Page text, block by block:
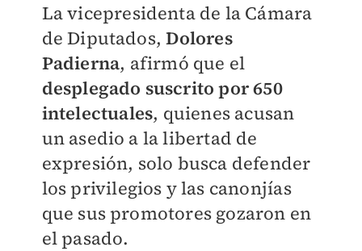
La vicepresidenta de la Cámara
de Diputados,Dolores
Padierna, afirmó que el
desplegado suscrito por 650
intelectuales, quienes acusan
un asedio a la libertad de
expresión, solo busca defender
los privilegios y las canonjías
que sus promotores gozaron en
el pasado.